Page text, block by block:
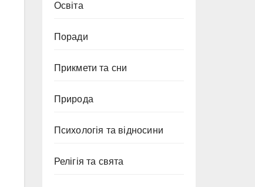
Освіта
Поради
Прикмети та сни
Природа
Психологія та відносини
Релігія та свята